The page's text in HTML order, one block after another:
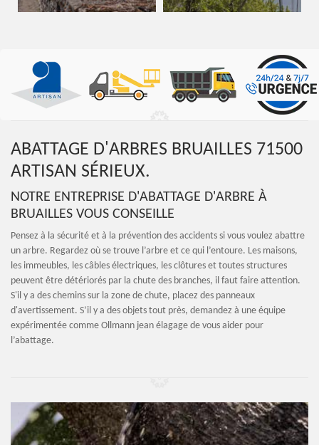
ABATTAGE D'ARBRES BRUAILLES 71500
ARTISAN SÉRIEUX.
NOTRE ENTREPRISE D'ABATTAGE D'ARBRE À
BRUAILLES VOUS CONSEILLE
Pensez à la sécurité et à la prévention des accidents si vous voulez abattre
un arbre. Regardez où se trouve l’arbre et ce qui l’entoure. Les maisons,
les immeubles, les câbles électriques, les clôtures et toutes structures
peuvent être détériorés par la chute des branches, il faut faire attention.
S'il y a des chemins sur la zone de chute, placez des panneaux
d'avertissement. S’il y a des objets tout près, demandez à une équipe
expérimentée comme Ollmann jean élagage de vous aider pour
l’abattage.